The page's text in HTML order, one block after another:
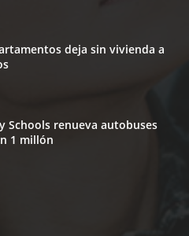
deja sin vivienda a
Schools renueva autobuses
1 millón